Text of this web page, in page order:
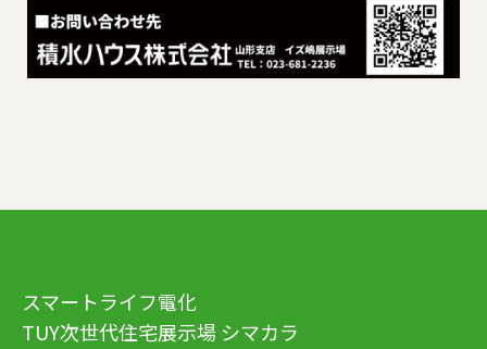
スマートライフ電化
TUY次世代住宅展示場 シマカラ